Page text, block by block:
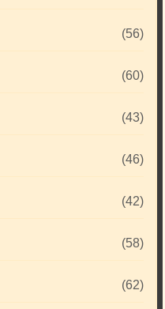
(56)
(60)
(43)
(46)
(42)
(58)
(62)